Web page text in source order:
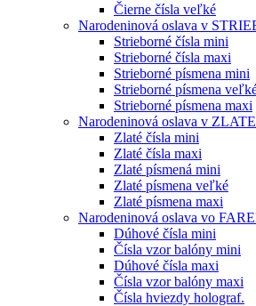
Čierne čísla veľké
Narodeninová oslava v
Strieborné čísla mini
Strieborné čísla maxi
Strieborné písmena mini
Strieborné písmena
Strieborné písmena maxi
Narodeninová oslava v
Zlaté čísla mini
Zlaté čísla maxi
Zlaté písmená mini
Zlaté písmena veľké
Zlaté písmena maxi
Narodeninová oslava vo
Dúhové čísla mini
Čísla vzor balóny mini
Dúhové čísla maxi
Čísla vzor balóny maxi
Čísla hviezdy holograf.